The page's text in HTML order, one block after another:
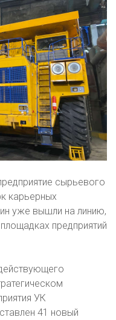
сырьевого
карьерных
уже вышли на линию,
предприятий
УК
41 новый